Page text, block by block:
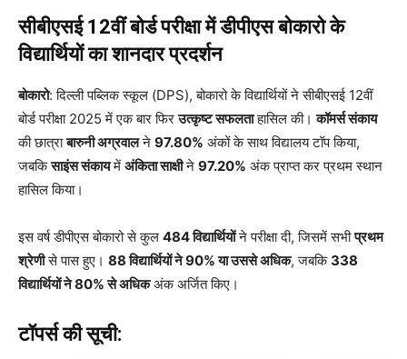
सीबीएसई 12वीं बोर्ड परीक्षा में डीपीएस बोकारो के
विद्यार्थियों का शानदार प्रदर्शन
बोकारो: दिल्ली पब्लिक स्कूल (DPS), बोकारो के विद्यार्थियों ने सीबीएसई 12वीं
बोर्ड परीक्षा 2025 में एक बार फिरउत्कृष्ट सफलताहासिल की।कॉमर्स संकाय
की छात्राबारुनी अग्रवालने 97.80% अंकों के साथ विद्यालय टॉप किया,
जबकिसाइंस संकायमें अंकिता साक्षीने 97.20% अंक प्राप्त कर प्रथम स्थान
हासिल किया।
इस वर्ष डीपीएस बोकारो से कुल 484 विद्यार्थियोंने परीक्षा दी, जिसमें सभीप्रथम
श्रेणीसे पास हुए। 88 विद्यार्थियों ने 90% या उससे अधिक, जबकि 338
विद्यार्थियों ने 80% से अधिकअंक अर्जित किए।
टॉपर्स की सूची: